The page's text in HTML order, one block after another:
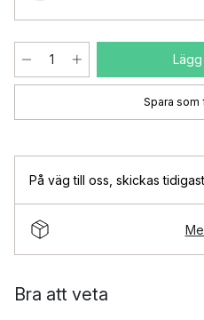
Spara som
På väg till oss skickas
Bra att veta